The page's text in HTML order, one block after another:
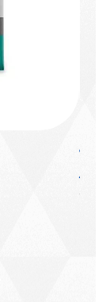
À
Prix
TVA